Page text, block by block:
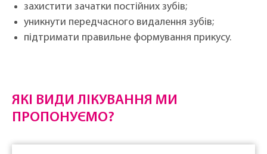
захистити зачатки постійних зубів;
уникнути передчасного видалення зубів;
підтримати правильне формування прикусу.
ЯКІ ВИДИ ЛІКУВАННЯ МИ
ПРОПОНУЄМО?